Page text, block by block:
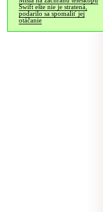
Swift ešte nie je stratená,
podarilo sa spomaliť jej
otáčanie